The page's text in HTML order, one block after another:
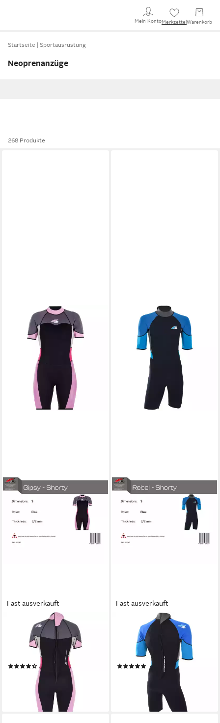
Mein KontoMerkzettel Warenkorb
Startseite Sportausrüstung
Neoprenanzüge
268 Produkte
Fast ausverkauft
Neoprenanzug F2 Damen
Neopren Anzug Gipsy -
Shorty 3/2 mm S Pink
(6)
lieferbar - in 3-4 Werktagen bei dir
Fast ausverkauft
Neoprenanzug F2 Herren
Neopren Anzug Rebel -
Shorty 3/2 mm S Blau
(4)
lieferbar - in 3-4 Werktagen bei dir